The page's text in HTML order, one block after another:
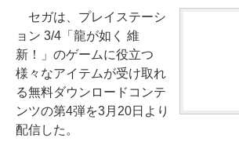
セガは、プレイステーシ
ョン 3/4「龍が如く 維
新！」のゲームに役立つ
様々なアイテムが受け取れ
る無料ダウンロードコンテ
ンツの第4弾を3月20日より
配信した。